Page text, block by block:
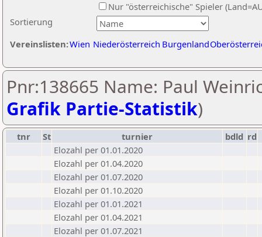
Sortierung
Nur "österreichische" Spieler
Vereinslisten:Wien Niederösterreich Burgenland
Pnr:138665 Name: Paul
Grafik Partie-Statistik)
tnr St turnier bdld rd
Elozahl per 01.01.2020
Elozahl per 01.04.2020
Elozahl per 01.07.2020
Elozahl per 01.10.2020
Elozahl per 01.01.2021
Elozahl per 01.04.2021
Elozahl per 01.07.2021